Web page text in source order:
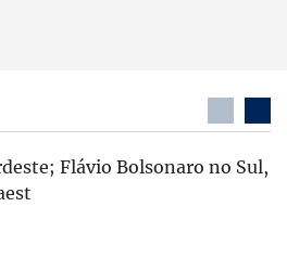
Flávio Bolsonaro no Sul,